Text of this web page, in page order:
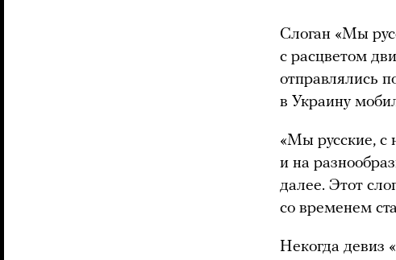
Слоган «Мы
с расцветом
отправлялись
в Украину
«Мы русские, с
и на
далее. Этот
со временем
Некогда девиз